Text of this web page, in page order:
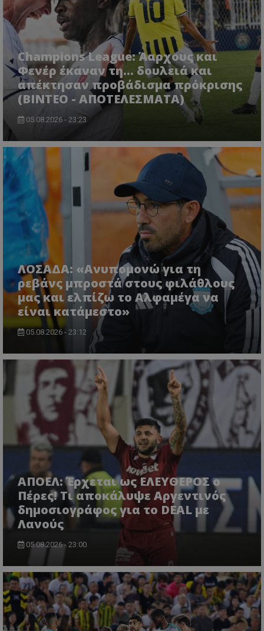
Champions League: Άαρχους και
Φενέρ έκαναν τη... δουλειά και
απέκτησαν προβάδισμα πρόκρισης
(ΒΙΝΤΕΟ - ΑΠΟΤΕΛΕΣΜΑΤΑ)
05.08.2026 - 23:23
ΛΟΣΑΔΑ: «Ανυπομονώ για τη
ρεβάνς μπροστά στους φιλάθλους
μας και ελπίζω το Αλφαμέγα να
είναι κατάμεστο»
05.08.2026 - 23:12
ΑΠΟΕΛ: Έρχεται ως ΕΛΕΥΘΕΡΟΣ ο
Πέρες! Τι αποκάλυψε Αργεντινός
δημοσιογράφος για το DEAL με
Λανούς
05.08.2026 - 23:00